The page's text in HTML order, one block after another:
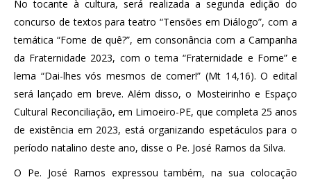
No tocante à cultura, será realizada a segunda edição do
concurso de textos para teatro “Tensões em Diálogo”, com a
temática “Fome de quê?”, em consonância com a Campanha
da Fraternidade 2023, com o tema “Fraternidade e Fome” e
lema “Dai-lhes vós mesmos de comer!” (Mt 14,16). O edital
será lançado em breve. Além disso, o Mosteirinho e Espaço
Cultural Reconciliação, em Limoeiro-PE, que completa 25 anos
de existência em 2023, está organizando espetáculos para o
período natalino deste ano, disse o Pe. José Ramos da Silva.
O Pe. José Ramos expressou também, na sua colocação